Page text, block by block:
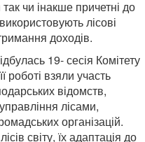
чи інакше причетні до
лісові
доходів.
19- сесія Комітету
роботі взяли участь
відомств,
лісами,
організацій.
світу, їх адаптація до